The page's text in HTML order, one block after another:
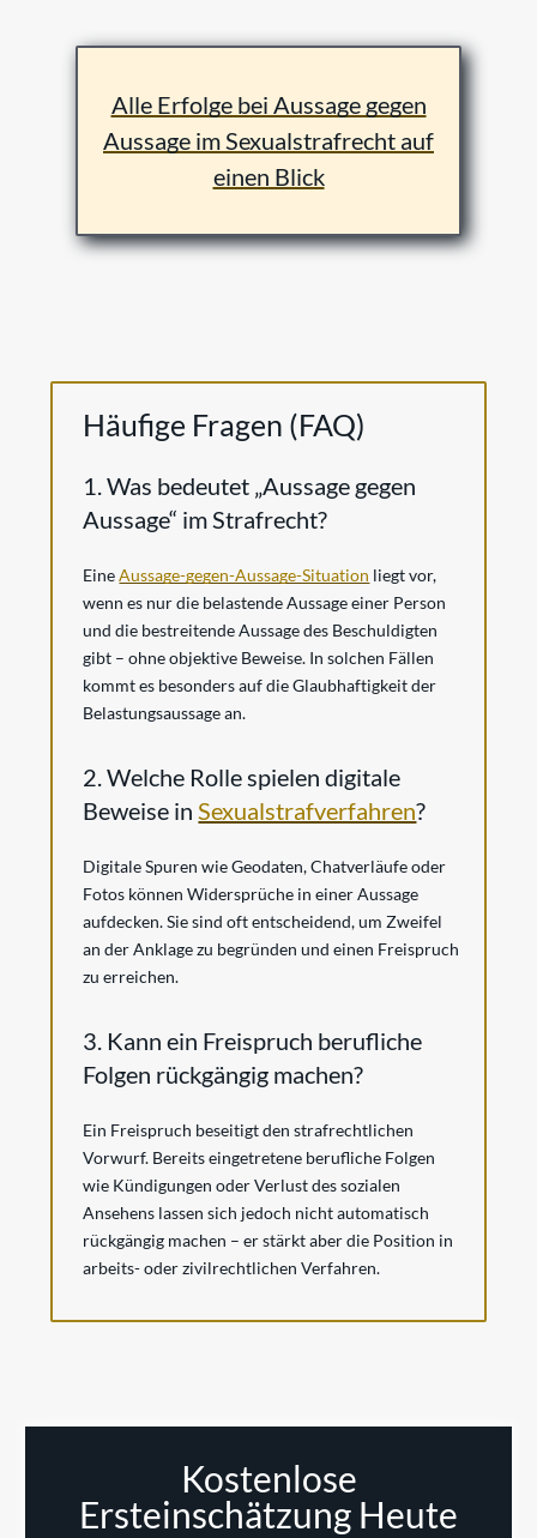
Alle Erfolge bei Aussage gegen
Aussage im Sexualstrafrecht auf
einen Blick
Häufige Fragen (FAQ)
1. Was bedeutet „Aussage gegen
Aussage“ im Strafrecht?
EineAussage-gegen-Aussage-Situation liegt vor,
wenn es nur die belastende Aussage einer Person
und die bestreitende Aussage des Beschuldigten
gibt – ohne objektive Beweise. In solchen Fällen
kommt es besonders auf die Glaubhaftigkeit der
Belastungsaussage an.
2. Welche Rolle spielen digitale
Beweise inSexualstrafverfahren?
Digitale Spuren wie Geodaten, Chatverläufe oder
Fotos können Widersprüche in einer Aussage
aufdecken. Sie sind oft entscheidend, um Zweifel
an der Anklage zu begründen und einen Freispruch
zu erreichen.
3. Kann ein Freispruch berufliche
Folgen rückgängig machen?
Ein Freispruch beseitigt den strafrechtlichen
Vorwurf. Bereits eingetretene berufliche Folgen
wie Kündigungen oder Verlust des sozialen
Ansehens lassen sich jedoch nicht automatisch
rückgängig machen – er stärkt aber die Position in
arbeits- oder zivilrechtlichen Verfahren.
Kostenlose
Ersteinschätzung Heute